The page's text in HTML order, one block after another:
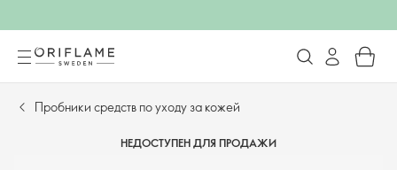
Пробники средств по уходу за кожей
НЕДОСТУПЕН ДЛЯ ПРОДАЖИ